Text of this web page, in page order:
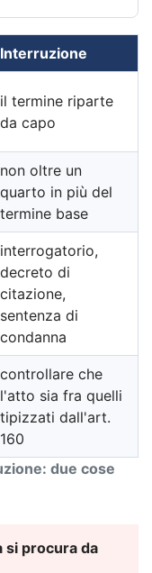
due cose
Interruzione
il termine riparte
da capo
non oltre un
quarto in più del
termine base
interrogatorio,
decreto di
citazione,
sentenza di
condanna
controllare che
l'atto sia fra quelli
tipizzati dall'art.
160
si procura da